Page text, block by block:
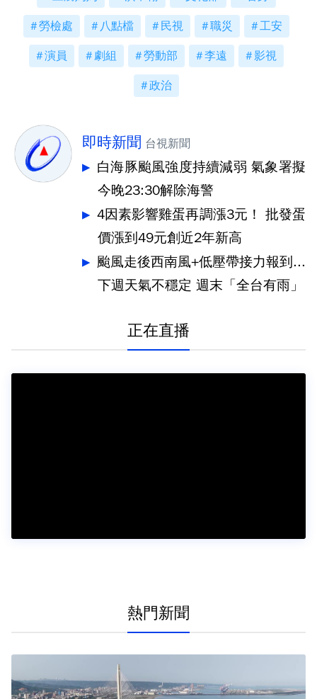
勞檢處 八點檔 民視 職災 工安
演員 劇組 勞動部 李遠 影視
政治
即時新聞 台視新聞
白海豚颱風強度持續減弱 氣象署擬
今晚23:30解除海警
4因素影響雞蛋再調漲3元！ 批發蛋
價漲到49元創近2年新高
颱風走後西南風+低壓帶接力報到...
下週天氣不穩定 週末「全台有雨」
正在直播
熱門新聞